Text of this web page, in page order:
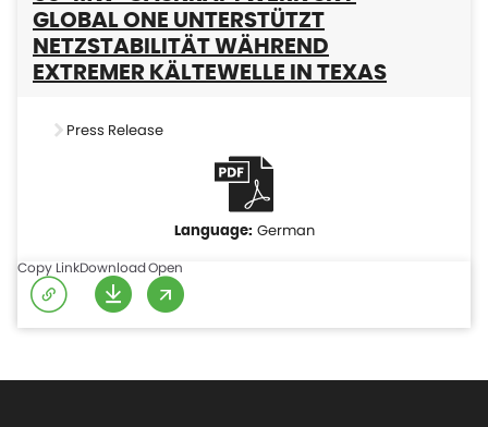
GLOBAL ONE UNTERSTÜTZT
NETZSTABILITÄT WÄHREND
EXTREMER KÄLTEWELLE IN TEXAS
Press Release
German
Copy LinkDownloadOpen